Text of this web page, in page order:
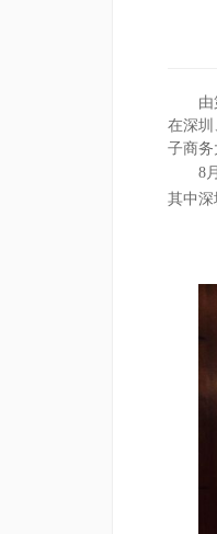
在深
子商务
8月
其中深